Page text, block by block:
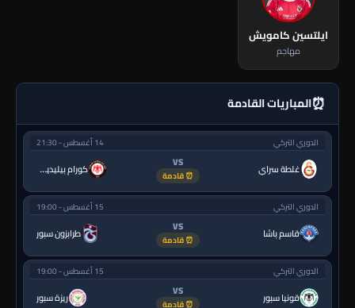
ايلتسين كامويش
مهاجم
⏰المباريات القادمة
الدوري التركي 14 أغسطس - 21:30
غلطة سراي VS
⏰ قادمة كورام بيليديسبور
الدوري التركي 15 أغسطس - 19:00
قاسم باشا VS
⏰ قادمة طرابزون سبور
الدوري التركي 15 أغسطس - 19:00
قونيا سبور VS
⏰ قادمة ريزة سبور